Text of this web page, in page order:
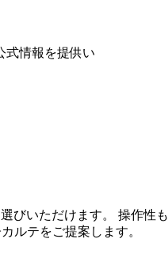
式情報を提供い
びいただけます。 操作性
ルテをご提案します。